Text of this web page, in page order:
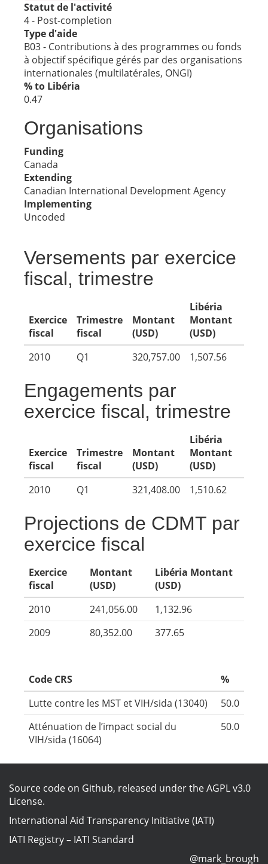
Statut de l'activité
4 - Post-completion
Type d'aide
B03 - Contributions à des programmes ou fonds
à objectif spécifique gérés par des organisations
internationales (multilatérales, ONGI)
% to Libéria
0.47
Organisations
Funding
Canada
Extending
Canadian International Development Agency
Implementing
Uncoded
Versements par exercice
fiscal, trimestre
Exercice
fiscal
Trimestre
fiscal
Montant
(USD)
Libéria
Montant
(USD)
2010
Q1 320,757.00 1,507.56
Engagements par
exercice fiscal, trimestre
Exercice
fiscal
Trimestre
fiscal
Montant
(USD)
Libéria
Montant
(USD)
2010
Q1 321,408.00 1,510.62
Projections de CDMT par
exercice fiscal
Exercice
fiscal
Montant
(USD)
Libéria Montant
(USD)
2010
241,056.00
1,132.96
2009
80,352.00 377.65
Code CRS
%
Lutte contre les MST et VIH/sida (13040)
50.0
Atténuation de l’impact social du
VIH/sida (16064)
50.0
Source code on Github, released under theAGPL v3.0
License.
International Aid Transparency Initiative (IATI)
IATI Registry– IATI Standard
@mark_brough